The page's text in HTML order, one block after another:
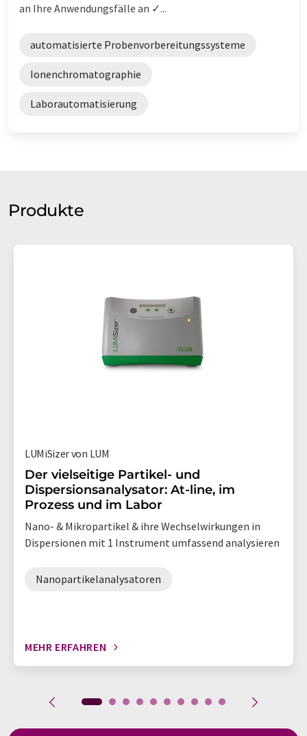
an Ihre Anwendungsfälle an ✓...
automatisierte Probenvorbereitungssysteme
Ionenchromatographie
Laborautomatisierung
Produkte
LUMiSizer von LUM
Der vielseitige Partikel- und
Dispersionsanalysator: At-line, im
Prozess und im Labor
Nano- & Mikropartikel & ihre Wechselwirkungen in
Dispersionen mit 1 Instrument umfassend analysieren
Nanopartikelanalysatoren
MEHR ERFAHREN